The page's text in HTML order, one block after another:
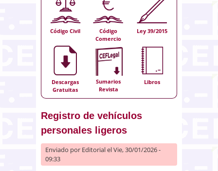
Código Civil
Código
Comercio
Ley 39/2015
Descargas
Gratuitas
Sumarios
Revista
Libros
Registro de vehículos
personales ligeros
Enviado por Editorialel Vie, 30/01/2026 -
09:33